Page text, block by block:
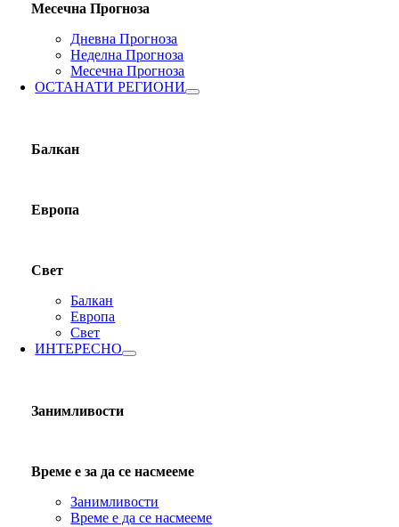
Месечна Прогноза
Дневна Прогноза
Неделна Прогноза
Месечна Прогноза
ОСТАНАТИ РЕГИОНИ
Балкан
Европа
Свет
Балкан
Европа
Свет
ИНТЕРЕСНО
Занимливости
Време е за да се насмееме
Занимливости
Време е да се насмееме